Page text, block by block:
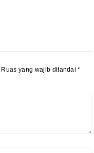
Ruas yang wajib ditandai*